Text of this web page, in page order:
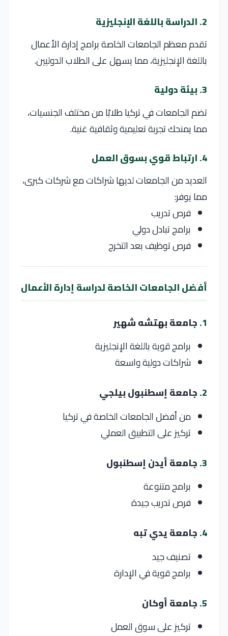
2. الدراسة باللغة الإنجليزية
تقدم معظم الجامعات الخاصة برامجإدارة الأعمال
باللغة الإنجليزية، مما يسهل على الطلاب الدوليين.
3. بيئة دولية
تضم الجامعات فيتركياطلابًا من مختلف الجنسيات،
مما يمنحك تجربة تعليمية وثقافية غنية.
4. ارتباط قوي بسوق العمل
العديد من الجامعات لديها شراكات مع شركات كبرى،
مما يوفر:
فرص تدريب
برامج تبادل دولي
فرص توظيف بعد التخرج
أفضل الجامعات الخاصة لدراسة إدارة الأعمال
1. جامعة بهتشه شهير
برامج قوية باللغة الإنجليزية
شراكات دولية واسعة
2. جامعة إسطنبول بيلجي
من أفضل الجامعات الخاصة في تركيا
تركيز على التطبيق العملي
3. جامعة أيدن إسطنبول
برامج متنوعة
فرص تدريب جيدة
4. جامعة يدي تبه
تصنيف جيد
برامج قوية في الإدارة
5. جامعة أوكان
تركيز على سوق العمل